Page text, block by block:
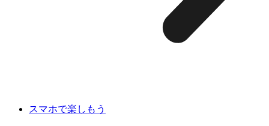
スマホで楽しもう